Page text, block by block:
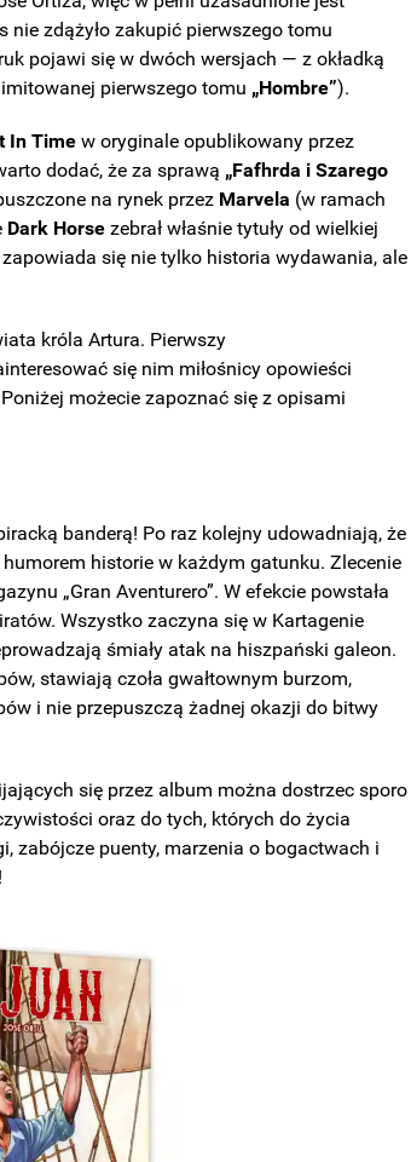
zdążyło zakupić pierwszego tomu
pojawi się w dwóch wersjach — z okładką
pierwszego tomu „Hombre”).
In Time w oryginale opublikowany przez
dodać, że za sprawą „Fafhrda i Szarego
na rynek przez Marvela (w ramach
Dark Horse zebrał właśnie tytuły od wielkiej
się nie tylko historia wydawania, ale
króla Artura. Pierwszy
się nim miłośnicy opowieści
możecie zapoznać się z opisami
banderą! Po raz kolejny udowadniają, że
historie w każdym gatunku. Zlecenie
„Gran Aventurero”. W efekcie powstała
Wszystko zaczyna się w Kartagenie
śmiały atak na hiszpański galeon.
stawiają czoła gwałtownym burzom,
i nie przepuszczą żadnej okazji do bitwy
się przez album można dostrzec sporo
oraz do tych, których do życia
zabójcze puenty, marzenia o bogactwach i